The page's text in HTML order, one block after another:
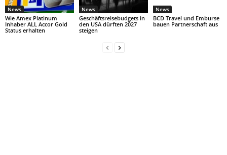
News
Wie Amex Platinum
Inhaber ALL Accor Gold
Status erhalten
News
Geschäftsreisebudgets in
den USA dürften 2027
steigen
News
BCD Travel und Emburse
bauen Partnerschaft aus